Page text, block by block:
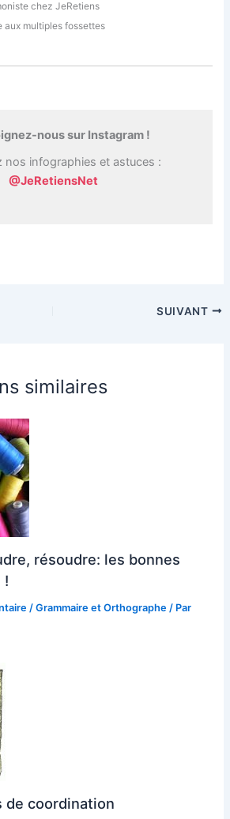
chezJeRetiens
aux multiples fossettes
nous sur Instagram !
nos infographies et astuces :
@JeRetiensNet
SUIVANT
similaires
résoudre: les bonnes
!
/Grammaire et Orthographe / Par
de coordination